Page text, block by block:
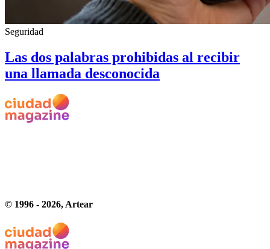
Seguridad
Las dos palabras prohibidas al recibir
una llamada desconocida
© 1996 - 2026, Artear